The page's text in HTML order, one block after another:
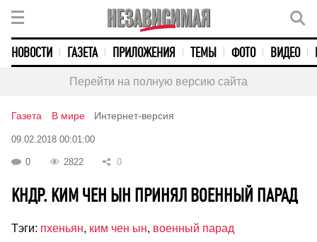
НОВОСТИ ГАЗЕТА ПРИЛОЖЕНИЯ ТЕМЫ ФОТО ВИДЕО
Перейти на полную версию сайта
Газета В мире Интернет-версия
09.02.2018 00:01:00
0 2822 0
КНДР. КИМ ЧЕН ЫН ПРИНЯЛ ВОЕННЫЙ ПАРАД
Тэги: пхеньян, ким чен ын, военный парад